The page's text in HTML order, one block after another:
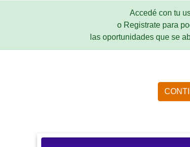
Accedé con tu
o Registrate para
las oportunidades que se